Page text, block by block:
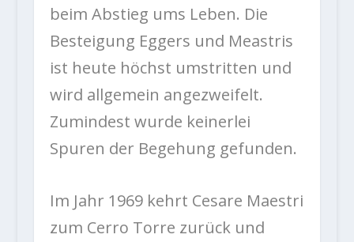
beim Abstieg ums Leben. Die
Besteigung Eggers und Meastris
ist heute höchst umstritten und
wird allgemein angezweifelt.
Zumindest wurde keinerlei
Spuren der Begehung gefunden.
Im Jahr 1969 kehrt Cesare Maestri
zum Cerro Torre zurück und